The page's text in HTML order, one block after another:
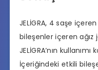
JELİGRA, 4 saşe
bileşenler içeren
JELİGRA’nın
İçeriğindeki etkili